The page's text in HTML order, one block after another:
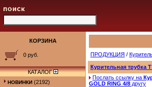
КОРЗИНА
0 руб.
КАТАЛОГ
НОВИНКИ (2192)
ПРОДУКЦИЯ /
Курительная трубка
Послать ссылку на
GOLD RING 4/8 другу